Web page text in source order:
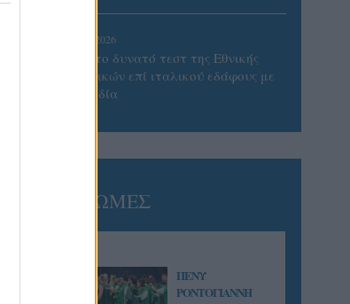
05/08/2026
Πρώτο δυνατό τεστ της Εθνικής
Γυναικών επί ιταλικού εδάφους με
Σουηδία
ΓΝΩΜΕΣ
ΠΕΝΥ
ΡΟΝΤΟΓΙΑΝΝΗ